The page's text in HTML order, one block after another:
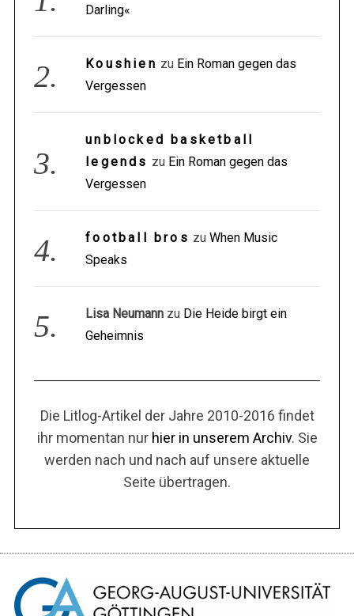
Darling«
Koushien zu Ein Roman gegen das
Vergessen
unblocked basketball
legends zu Ein Roman gegen das
Vergessen
football bros zu When Music
Speaks
Lisa Neumann zu Die Heide birgt ein
Geheimnis
Die Litlog-Artikel der Jahre 2010-2016 findet
ihr momentan nur hier in unserem Archiv. Sie
werden nach und nach auf unsere aktuelle
Seite übertragen.